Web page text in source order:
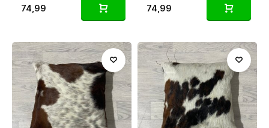
74,99 74,99